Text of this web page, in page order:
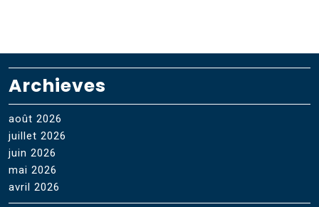
Archieves
août 2026
juillet 2026
juin 2026
mai 2026
avril 2026